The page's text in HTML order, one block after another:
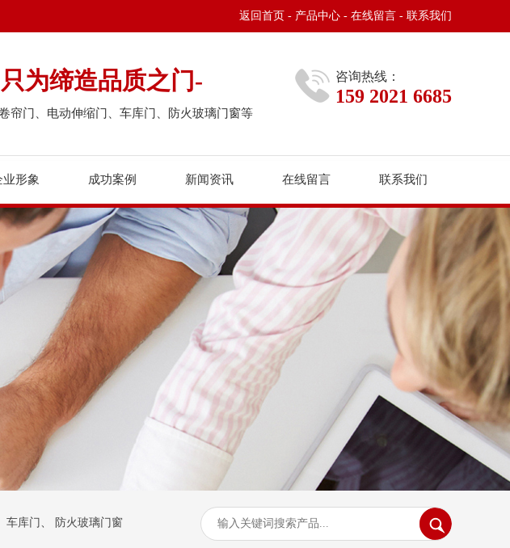
返回首页 - 产品中心 - 在线留言 - 联系我们
为缔造品质之门-
帘门、电动伸缩门、车库门、防火玻璃门窗等
咨询热线：
159 2021 6685
业形象 成功案例 新闻资讯 在线留言 联系我们
车库门 、 防火玻璃门窗